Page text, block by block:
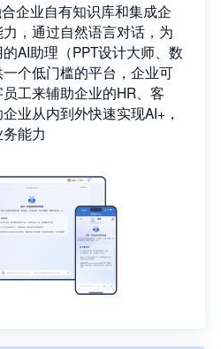
企业自有知识库和集成企
，通过自然语言对话，为
AI助理（PPT设计大师、数
个低门槛的平台，企业可
工来辅助企业的HR、客
业从内到外快速实现AI+，
能力